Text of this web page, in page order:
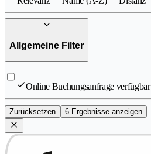
Allgemeine Filter
Online Buchungsanfrage verfügbar
Zurücksetzen 6 Ergebnisse anzeigen